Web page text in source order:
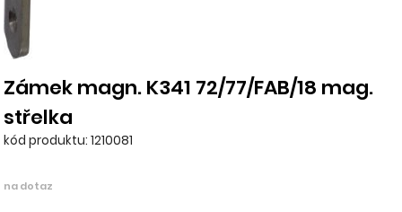
Zámek magn. K341 72/77/FAB/18 mag.
střelka
kód produktu: 1210081
na dotaz